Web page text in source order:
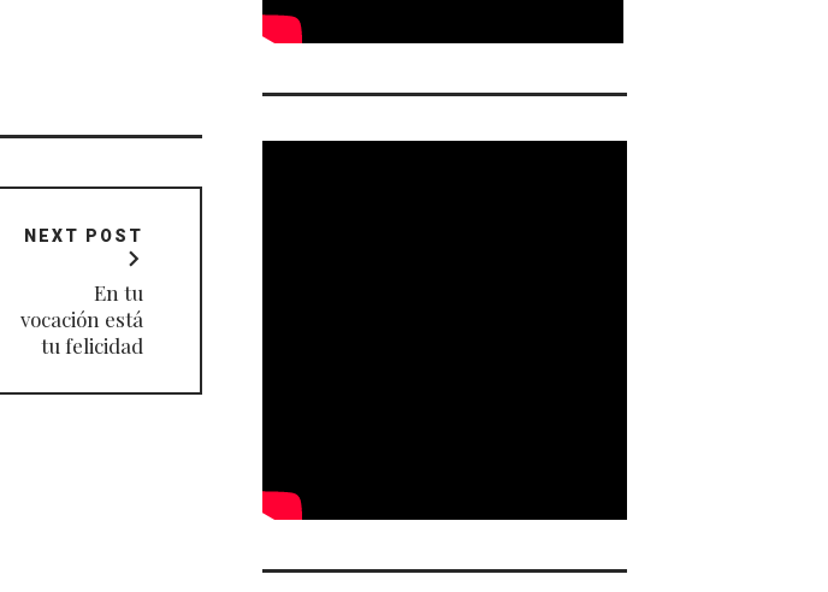
NEXT POST
En tu
vocación está
tu felicidad